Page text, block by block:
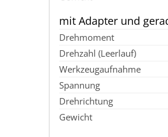
mit Adapter und